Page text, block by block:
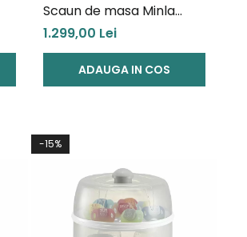
Scaun de masa Minla
Maxi Cosi Beyond Green
eco
1.299,00 Lei
ADAUGA IN COS
-15%